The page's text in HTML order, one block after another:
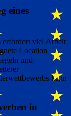
eines
erfordert viel Arbeit
Location
und
kann
in